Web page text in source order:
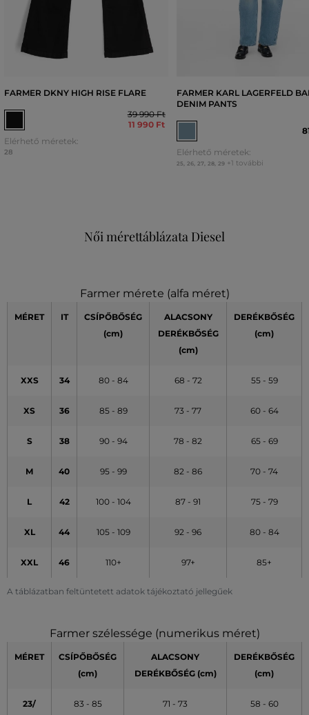
FARMER DKNY HIGH RISE FLARE
39 990 Ft
11 990 Ft
Elérhető méretek:
28
FARMER KARL LAGERFELD
DENIM PANTS
Elérhető méretek:
25 26 27 28 29 +1 további
Női mérettáblázata Diesel
Farmer mérete (alfa méret)
A táblázatban feltüntetett adatok tájékoztató jellegűek
MÉRET IT
CSÍPŐBŐSÉG
(cm)
ALACSONY
DERÉKBŐSÉG
(cm)
DERÉKBŐSÉG
(cm)
XXS 34 80 - 84 68 - 72 55 - 59
XS 36 85 - 89 73 - 77 60 - 64
S 38 90 - 94 78 - 82 65 - 69
M 40 95 - 99 82 - 86 70 - 74
L 42 100 - 104 87 - 91 75 - 79
XL 44 105 - 109 92 - 96 80 - 84
XXL 46 110+ 97+ 85+
Farmer szélessége (numerikus méret)
MÉRET
CSÍPŐBŐSÉG
(cm)
ALACSONY
DERÉKBŐSÉG (cm)
DERÉKBŐSÉG
(cm)
23/ 83 - 85 71 - 73 58 - 60